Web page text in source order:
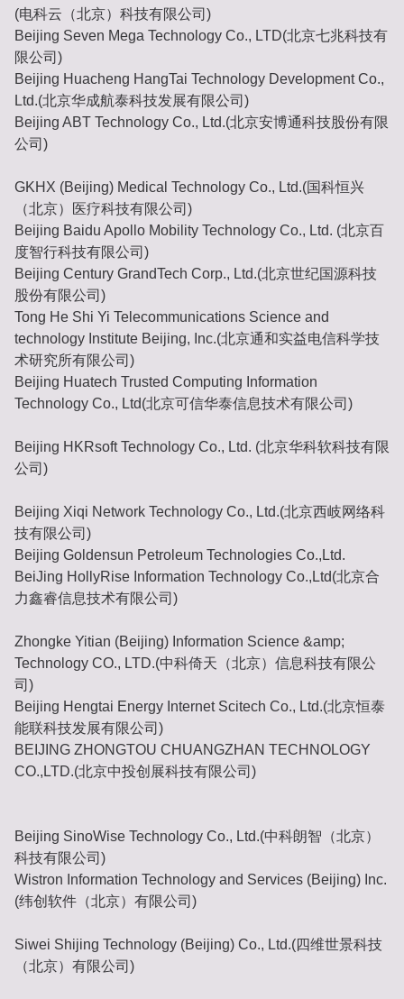
(电科云（北京）科技有限公司)
Beijing Seven Mega Technology Co., LTD(北京七兆科技有
限公司)
Beijing Huacheng HangTai Technology Development Co.,
Ltd.(北京华成航泰科技发展有限公司)
Beijing ABT Technology Co., Ltd.(北京安博通科技股份有限
公司)
GKHX (Beijing) Medical Technology Co., Ltd.(国科恒兴
（北京）医疗科技有限公司)
Beijing Baidu Apollo Mobility Technology Co., Ltd. (北京百
度智行科技有限公司)
Beijing Century GrandTech Corp., Ltd.(北京世纪国源科技
股份有限公司)
Tong He Shi Yi Telecommunications Science and
technology Institute Beijing, Inc.(北京通和实益电信科学技
术研究所有限公司)
Beijing Huatech Trusted Computing Information
Technology Co., Ltd(北京可信华泰信息技术有限公司)
Beijing HKRsoft Technology Co., Ltd. (北京华科软科技有限
公司)
Beijing Xiqi Network Technology Co., Ltd.(北京西岐网络科
技有限公司)
Beijing Goldensun Petroleum Technologies Co.,Ltd.
BeiJing HollyRise Information Technology Co.,Ltd(北京合
力鑫睿信息技术有限公司)
Zhongke Yitian (Beijing) Information Science &amp;
Technology CO., LTD.(中科倚天（北京）信息科技有限公
司)
Beijing Hengtai Energy Internet Scitech Co., Ltd.(北京恒泰
能联科技发展有限公司)
BEIJING ZHONGTOU CHUANGZHAN TECHNOLOGY
CO.,LTD.(北京中投创展科技有限公司)
Beijing SinoWise Technology Co., Ltd.(中科朗智（北京）
科技有限公司)
Wistron Information Technology and Services (Beijing) Inc.
(纬创软件（北京）有限公司)
Siwei Shijing Technology (Beijing) Co., Ltd.(四维世景科技
（北京）有限公司)